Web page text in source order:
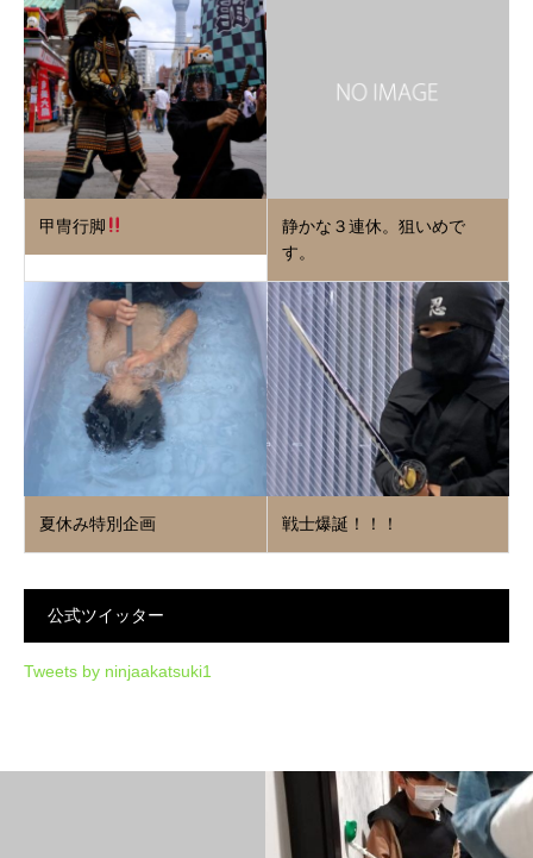
甲冑行脚
静かな３連休。狙いめで
す。
夏休み特別企画 戦士爆誕！！！
公式ツイッター
Tweets by ninjaakatsuki1